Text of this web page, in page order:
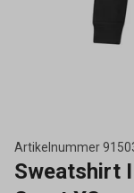
Artikelnummer
Sweatshirt